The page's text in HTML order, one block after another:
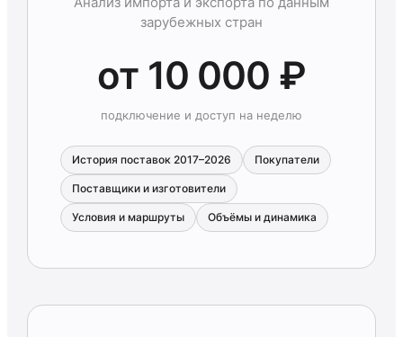
зарубежных стран
от 10 000 ₽
подключение и доступ на неделю
История поставок 2017–2026 Покупатели
Поставщики и изготовители
Условия и маршруты Объёмы и динамика